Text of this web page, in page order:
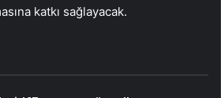
katkı sağlayacak.